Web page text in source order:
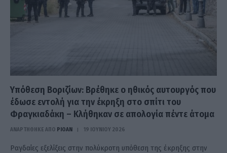
Υπόθεση Βοριζίων: Βρέθηκε ο ηθικός αυτουργός που
έδωσε εντολή για την έκρηξη στο σπίτι του
Φραγκιαδάκη – Κλήθηκαν σε απολογία πέντε άτομα
ΑΝΑΡΤΗΘΗΚΕ ΑΠΟ PIOAN 19 ΙΟΥΝΊΟΥ 2026
Ραγδαίες εξελίξεις στην πολύκροτη υπόθεση της έκρηξης στην